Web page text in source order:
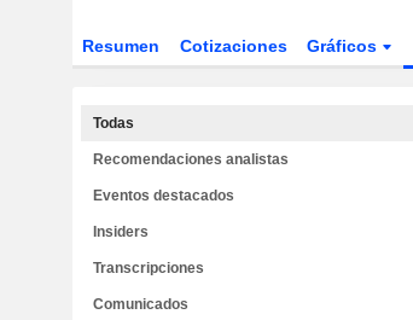
Resumen Cotizaciones Gráficos
Todas
Recomendaciones analistas
Eventos destacados
Insiders
Transcripciones
Comunicados